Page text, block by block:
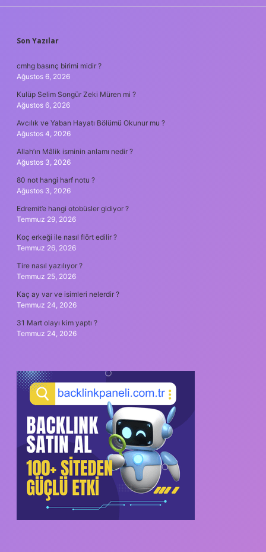
SIDEBAR
Son Yazılar
cmhg basınç birimi midir ?
Ağustos 6, 2026
Kulüp Selim Songür Zeki Müren mi ?
Ağustos 6, 2026
Avcılık ve Yaban Hayatı Bölümü Okunur mu ?
Ağustos 4, 2026
Allah’ın Mâlik isminin anlamı nedir ?
Ağustos 3, 2026
80 not hangi harf notu ?
Ağustos 3, 2026
Edremit’e hangi otobüsler gidiyor ?
Temmuz 29, 2026
Koç erkeği ile nasıl flört edilir ?
Temmuz 26, 2026
Tire nasıl yazılıyor ?
Temmuz 25, 2026
Kaç ay var ve isimleri nelerdir ?
Temmuz 24, 2026
31 Mart olayı kim yaptı ?
Temmuz 24, 2026